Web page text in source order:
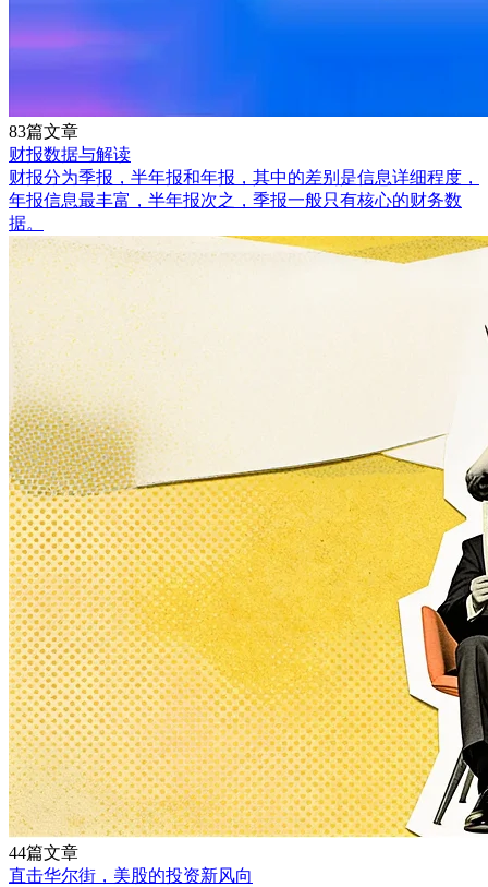
83篇文章
财报数据与解读
财报分为季报，半年报和年报，其中的差别是信息详细程度，
年报信息最丰富，半年报次之，季报一般只有核心的财务数
据。
44篇文章
直击华尔街，美股的投资新风向